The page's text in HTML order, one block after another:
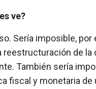
ve?
Sería imposible, por
reestructuración de la
También sería
fiscal y monetaria de